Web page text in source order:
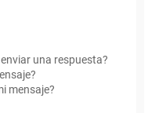
una respuesta?
mensaje?